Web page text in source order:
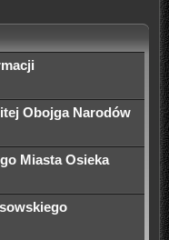
Obojga Narodów
Miasta Osieka